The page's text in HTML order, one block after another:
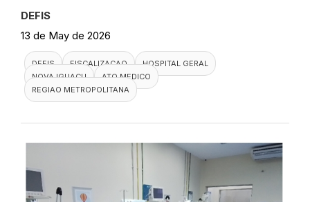
DEFIS
13 de May de 2026
DEFIS FISCALIZACAO
HOSPITAL GERAL
NOVA IGUACU
ATO MEDICO
REGIAO METROPOLITANA